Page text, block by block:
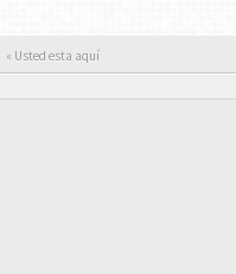
« Usted esta aquí